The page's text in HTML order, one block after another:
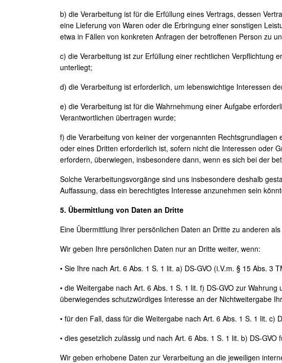
b) die Verarbeitung ist für die Erfüllung eines Vertrags, dessen
eine Lieferung von Waren oder die Erbringung einer sonstigen
etwa in Fällen von konkreten Anfragen der betroffenen Person zu
c) die Verarbeitung ist zur Erfüllung einer rechtlichen Verpflichtung
unterliegt;
d) die Verarbeitung ist erforderlich, um lebenswichtige Interessen
e) die Verarbeitung ist für die Wahrnehmung einer Aufgabe
Verantwortlichen übertragen wurde;
f) die Verarbeitung von keiner der vorgenannten
oder eines Dritten erforderlich ist, sofern nicht die Interessen oder
erfordern, überwiegen, insbesondere dann, wenn es sich bei der
Solche Verarbeitungsvorgänge sind uns insbesondere deshalb
Auffassung, dass ein berechtigtes Interesse anzunehmen sein
5. Übermittlung von Daten an Dritte
Eine Übermittlung Ihrer persönlichen Daten an Dritte zu anderen
Wir geben Ihre persönlichen Daten nur an Dritte weiter, wenn:
• Sie Ihre nach Art. 6 Abs. 1 S. 1 lit. a) DS-GVO (i.V.m. § 15 Abs. 3
• die Weitergabe nach Art. 6 Abs. 1 S. 1 lit. f) DS-GVO zur
überwiegendes schutzwürdiges Interesse an der Nichtweitergabe
• für den Fall, dass für die Weitergabe nach Art. 6 Abs. 1 S. 1 lit. c)
• dies gesetzlich zulässig und nach Art. 6 Abs. 1 S. 1 lit. b) DS-
Wir geben erhobene Daten zur Verarbeitung an die jeweiligen